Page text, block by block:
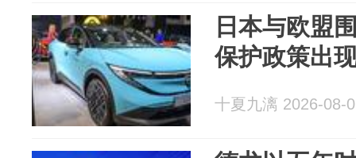
日本与欧盟
保护政策出
十夏九漓 2026-08-